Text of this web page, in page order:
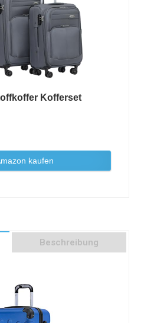
Kofferset
kaufen
Beschreibung